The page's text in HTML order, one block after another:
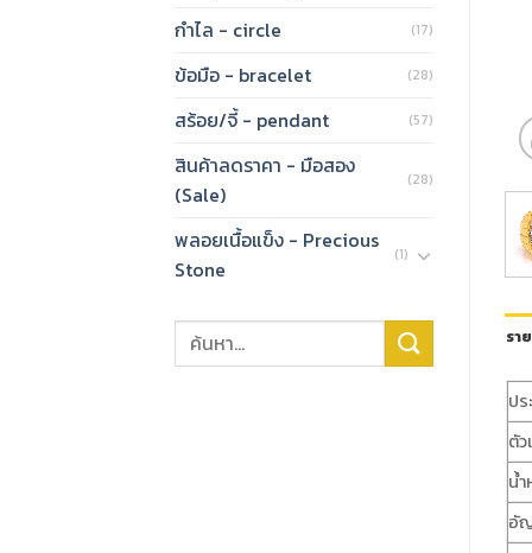
กำไล - circle (17)
ข้อมือ - bracelet (28)
สร้อย/จี้ - pendant (57)
สินค้าลดราคา - มือสอง
(Sale)
(28)
พลอยเนื้อแข็ง - Precious
Stone
(1)
รา
ปร
ตัว
น้
อั